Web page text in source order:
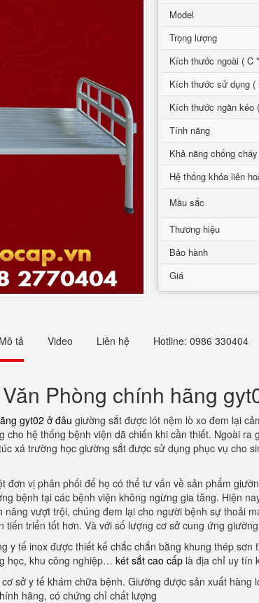
Model
Trọng lượng
Kích thước ngoài ( C
Kích thước sử dụng (
Kích thước ngăn kéo
Tính năng
Khả năng chống cháy
Hệ thống khóa liên
Mầu sắc
Thương hiệu
Bảo hành
Giá
Mô tả Video Liên hệ Hotline: 0986 330404
Phòng chính hãng
gyt02 ở đâu giường sắt được lót nệm lò xo đem lại
cho hệ thống bệnh viện dã chiến khi cần thiết. Ngoài
xá trường học giường sắt được sử dụng phục vụ cho
đơn vị phân phối để họ có thể tư vấn về sản phẩm
bệnh tại các bệnh viện không ngừng gia tăng. Hiện
vượt trội, chúng đem lại cho người bệnh sự thoải
tiến triển tốt hơn. Và với số lượng cơ sở cung ứng
y tế inox được thiết kế chắc chắn bằng khung thép
học, khu công nghiệp… két sắt cao cấp là địa chỉ uy tín
sở y tế khám chữa bệnh. Giường được sản xuất
hãng, có chứng chỉ chất lượng